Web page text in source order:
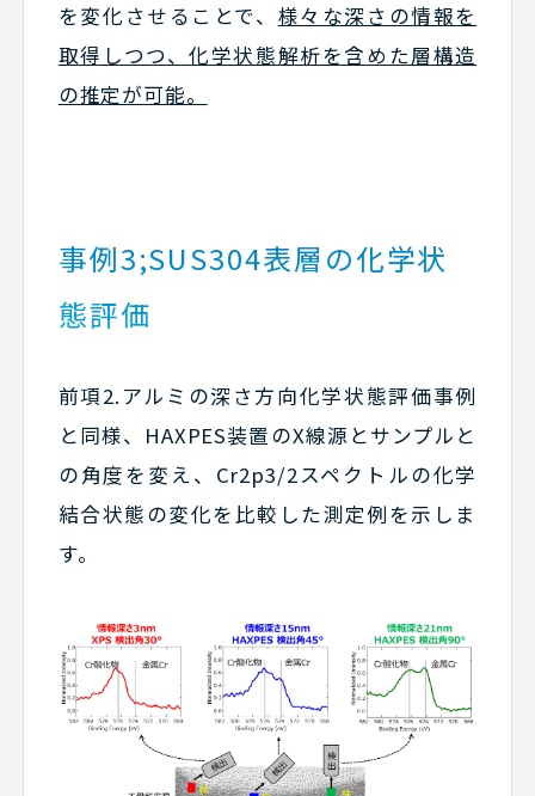
を変化させることで、 様々な深さの情報を
取得しつつ、化学状態解析を含めた層構造
の推定が可能。
事例3;SUS304表層の化学状
態評価
前項2.アルミの深さ方向化学状態評価事例
と同様、HAXPES装置のX線源とサンプルと
の角度を変え、Cr2p3/2スペクトルの化学
結合状態の変化を比較した測定例を示しま
す。